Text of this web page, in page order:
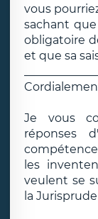
vous
sachant
obligatoire
et que sa
Je vous
réponses
les
veulent se
la